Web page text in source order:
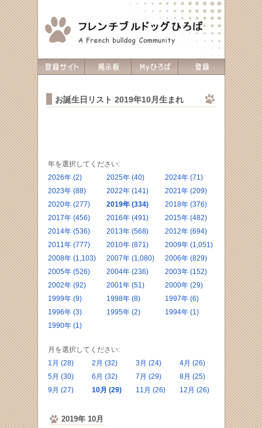
お誕生日リスト 2019年10月生まれ
年を選択してください:
2026年 (2)
2025年 (40)
2024年 (71)
2023年 (88)
2022年 (141)
2021年 (209)
2020年 (277)
2019年 (334)
2018年 (376)
2017年 (456)
2016年 (491)
2015年 (482)
2014年 (536)
2013年 (568)
2012年 (694)
2011年 (777)
2010年 (871)
2009年 (1,051)
2008年 (1,103)
2007年 (1,080)
2006年 (829)
2005年 (526)
2004年 (236)
2003年 (152)
2002年 (92)
2001年 (51)
2000年 (29)
1999年 (9)
1998年 (8)
1997年 (6)
1996年 (3)
1995年 (2)
1994年 (1)
1990年 (1)
月を選択してください:
1月 (28)
2月 (32) 3月 (24)
4月 (26)
5月 (30)
6月 (32) 7月 (29)
8月 (25)
9月 (27)
10月 (29) 11月 (26) 12月 (26)
2019年 10月